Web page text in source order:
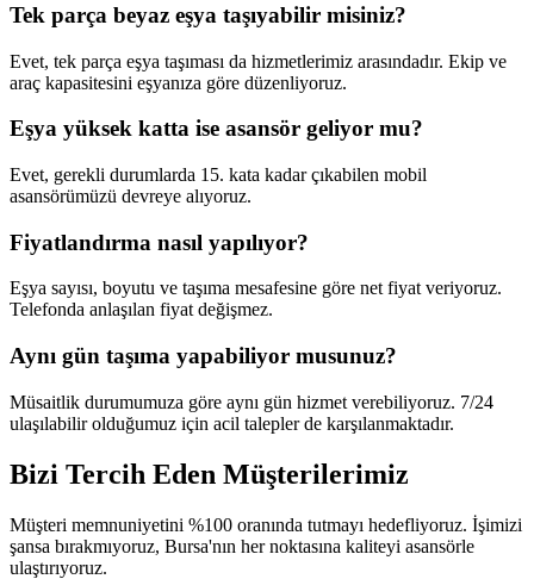
Tek parça beyaz eşya taşıyabilir misiniz?
Evet, tek parça eşya taşıması da hizmetlerimiz arasındadır. Ekip ve
araç kapasitesini eşyanıza göre düzenliyoruz.
Eşya yüksek katta ise asansör geliyor mu?
Evet, gerekli durumlarda 15. kata kadar çıkabilen mobil
asansörümüzü devreye alıyoruz.
Fiyatlandırma nasıl yapılıyor?
Eşya sayısı, boyutu ve taşıma mesafesine göre net fiyat veriyoruz.
Telefonda anlaşılan fiyat değişmez.
Aynı gün taşıma yapabiliyor musunuz?
Müsaitlik durumumuza göre aynı gün hizmet verebiliyoruz. 7/24
ulaşılabilir olduğumuz için acil talepler de karşılanmaktadır.
Bizi Tercih Eden Müşterilerimiz
Müşteri memnuniyetini %100 oranında tutmayı hedefliyoruz. İşimizi
şansa bırakmıyoruz, Bursa'nın her noktasına kaliteyi asansörle
ulaştırıyoruz.